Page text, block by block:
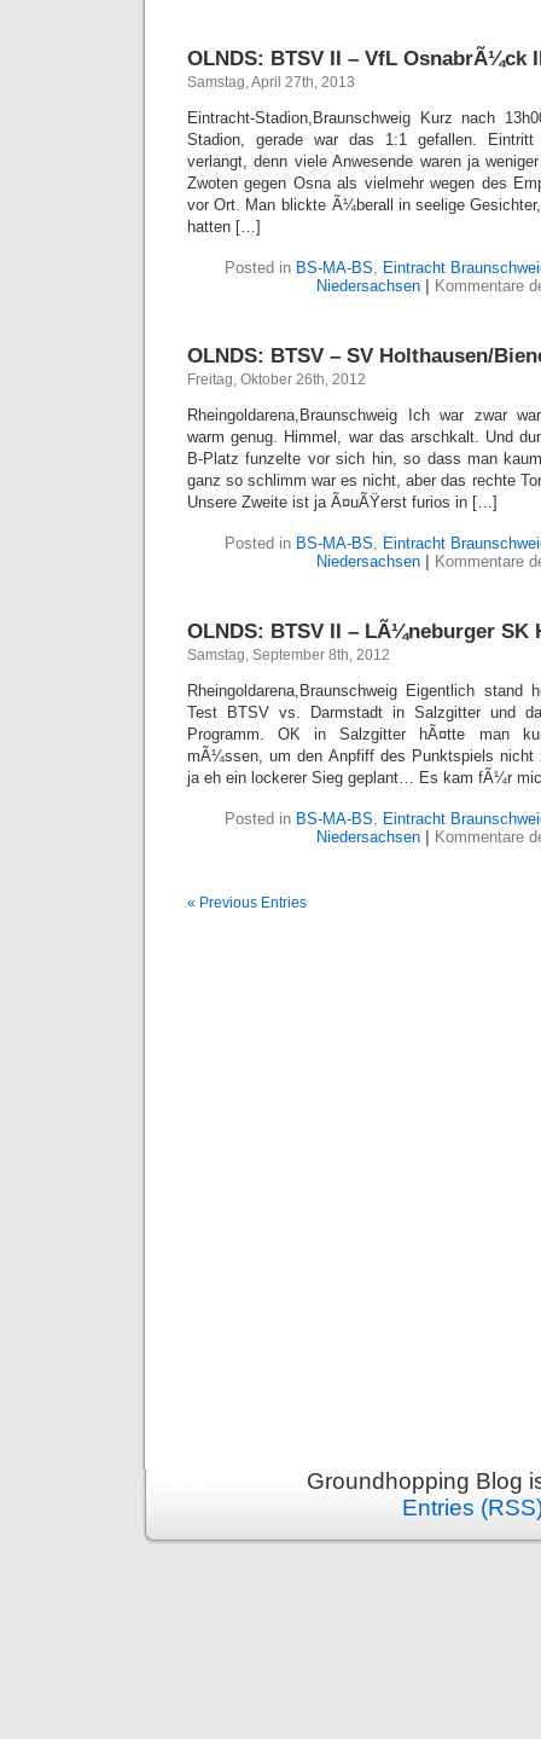
OLNDS: BTSV II – VfL OsnabrÃ¼ck
Samstag, April 27th, 2013
Eintracht-Stadion,Braunschweig Kurz nach
Stadion, gerade war das 1:1 gefallen.
verlangt, denn viele Anwesende waren ja
Zwoten gegen Osna als vielmehr wegen des
vor Ort. Man blickte Ã¼berall in seelige
hatten […]
Posted in BS-MA-BS, Eintracht
Niedersachsen
Kommentare
OLNDS: BTSV – SV Holthausen/
Freitag, Oktober 26th, 2012
Rheingoldarena,Braunschweig Ich war zwar
warm genug. Himmel, war das arschkalt. Und
B-Platz funzelte vor sich hin, so dass man
ganz so schlimm war es nicht, aber das rechte
Unsere Zweite ist ja Ã¤uÃŸerst furios in […]
Posted in BS-MA-BS, Eintracht
Niedersachsen
Kommentare
OLNDS: BTSV II – LÃ¼neburger SK
Samstag, September 8th, 2012
Rheingoldarena,Braunschweig Eigentlich
Test BTSV vs. Darmstadt in Salzgitter und
Programm. OK in Salzgitter hÃ¤tte man
mÃ¼ssen, um den Anpfiff des Punktspiels nicht
ja eh ein lockerer Sieg geplant… Es kam fÃ¼r
Posted in BS-MA-BS, Eintracht
Niedersachsen
Kommentare
« Previous Entries
Groundhopping Blog
Entries